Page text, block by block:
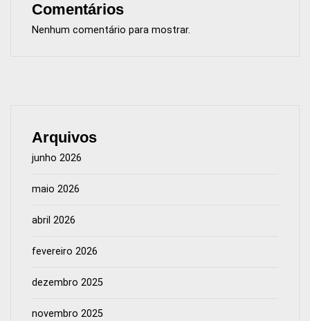
Comentários
Nenhum comentário para mostrar.
Arquivos
junho 2026
maio 2026
abril 2026
fevereiro 2026
dezembro 2025
novembro 2025